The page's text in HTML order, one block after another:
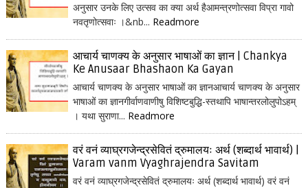
अनुसार उनके लिए उत्सव का क्या अर्थ हैआमन्त्रणोत्सवा विप्रा गावो
नवतृणोत्सवाः ।&nb... Readmore
आचार्य चाणक्य के अनुसार भाषाओं का ज्ञान | Chankya
Ke Anusaar Bhashaon Ka Gayan
आचार्य चाणक्य के अनुसार भाषाओं का ज्ञानआचार्य चाणक्य के अनुसार
भाषाओं का ज्ञानगीर्वाणवाणीषु विशिष्टबुद्धि-स्तथापि भाषान्तरलोलुपोऽहम्
। यथा सुराणा... Readmore
वरं वनं व्याघ्रगजेन्द्रसेवितं द्रुमालयः अर्थ (शब्दार्थ भावार्थ) |
Varam vanm Vyaghrajendra Savitam
वरं वनं व्याघ्रगजेन्द्रसेवितं द्रुमालयः अर्थ (शब्दार्थ भावार्थ) वरं वनं